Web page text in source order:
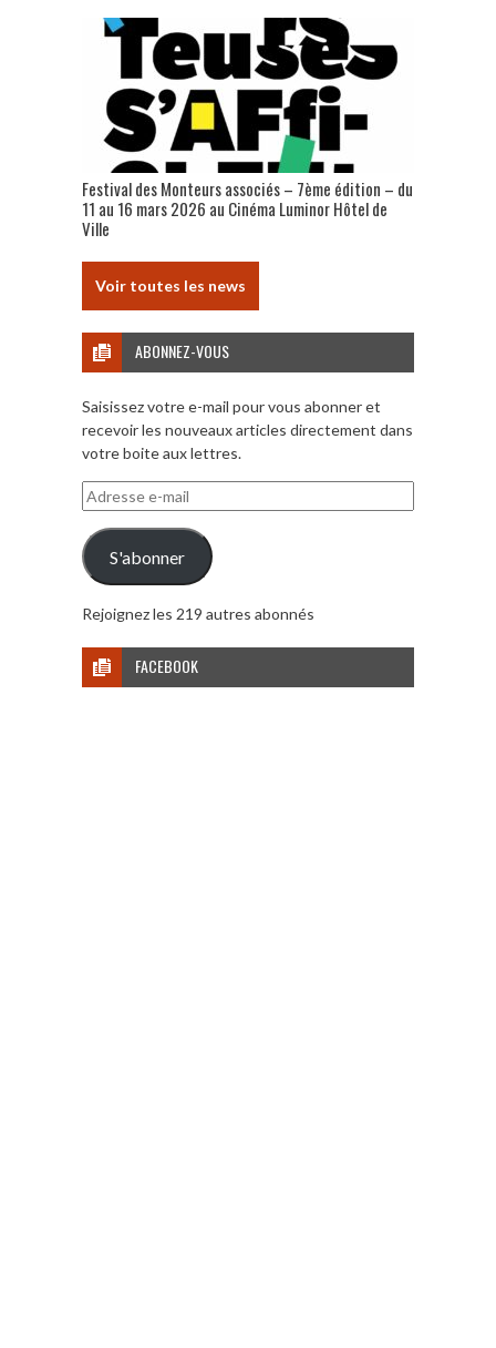
Festival des Monteurs associés – 7ème édition – du
11 au 16 mars 2026 au Cinéma Luminor Hôtel de
Ville
Voir toutes les news
ABONNEZ-VOUS
Saisissez votre e-mail pour vous abonner et
recevoir les nouveaux articles directement dans
votre boite aux lettres.
Adresse
e-
mail
S'abonner
Rejoignez les 219 autres abonnés
FACEBOOK